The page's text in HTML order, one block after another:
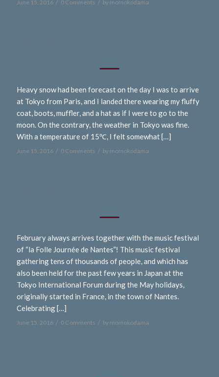
June 15, 2016 / 0 Comments / by momokodama
Heavy snow had been forecast on the day I was to arrive
at Tokyo from Paris, and I landed there wearing my fluffy
coat, boots, muffler, and a hat as if I were to go to the
moon. On the contrary, the weather in Tokyo was fine.
With a temperature of 15℃, I felt somewhat […]
June 15, 2016 / 0 Comments / by momokodama
February always arrives together with the music festival
of “la Folle Journée de Nantes”! This music festival
gathering tens of thousands of people, and which has
also been held for the past few years in Japan at the
Tokyo International Forum during the May holidays,
originally started in France, in the town of Nantes.
Celebrating […]
June 15, 2016 / 0 Comments / by momokodama